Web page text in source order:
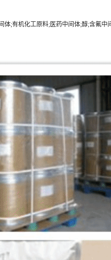
体;有机化工原料;医药中间体;醇;含氟中